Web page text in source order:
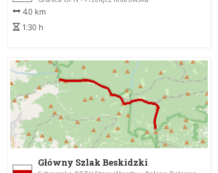
4.0 km
1:30 h
Główny Szlak Beskidzki